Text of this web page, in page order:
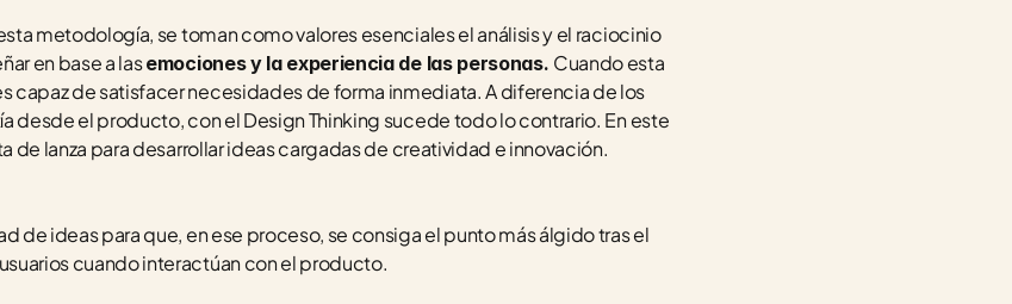
metodología, se toman como valores esenciales el análisis y el raciocinio
en base a las emociones y la experiencia de las personas. Cuando esta
de satisfacer necesidades de forma inmediata. A diferencia de los
desde el producto, con el Design Thinking sucede todo lo contrario. En este
de lanza para desarrollar ideas cargadas de creatividad e innovación.
de ideas para que, en ese proceso, se consiga el punto más álgido tras el
cuando interactúan con el producto.